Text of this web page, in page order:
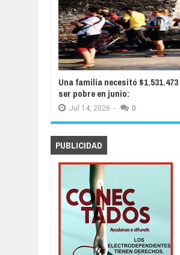
Una familia necesitó
ser pobre en junio:
Jul 14, 2026 - 0
PUBLICIDAD